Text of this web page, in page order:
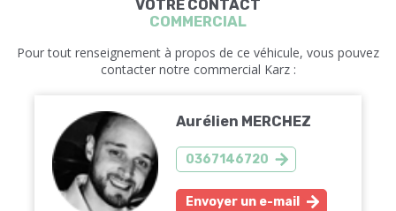
VOTRE CONTACT
COMMERCIAL
Pour tout renseignement à propos de ce véhicule, vous pouvez
contacter notre commercial Karz :
Aurélien MERCHEZ
0367146720
Envoyer un e-mail